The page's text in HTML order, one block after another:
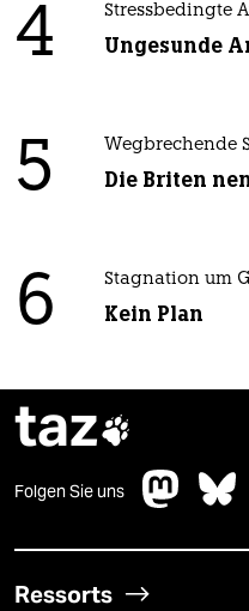
4 Stressbedingte
Ungesunde
5 Wegbrechende
Die Briten
6 Stagnation um
Kein Plan
taz
Folgen Sie uns
Ressorts